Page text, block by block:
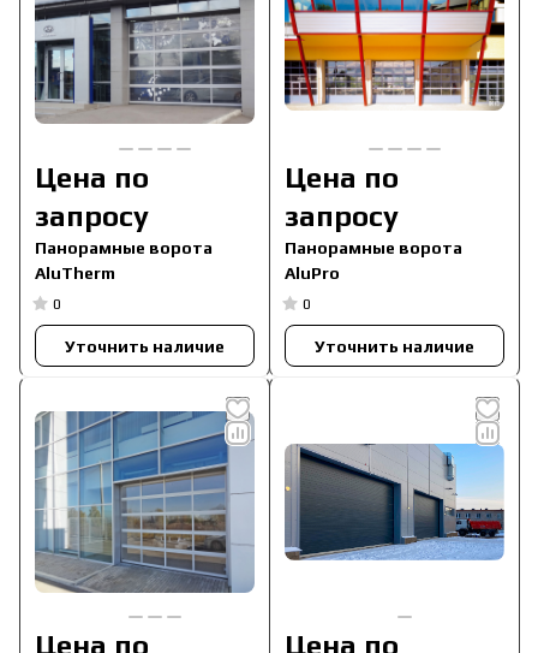
Цена по
запросу
Панорамные ворота
AluTherm
0
Уточнить наличие
Цена по
запросу
Панорамные ворота
AluPro
0
Уточнить наличие
Цена по
Цена по